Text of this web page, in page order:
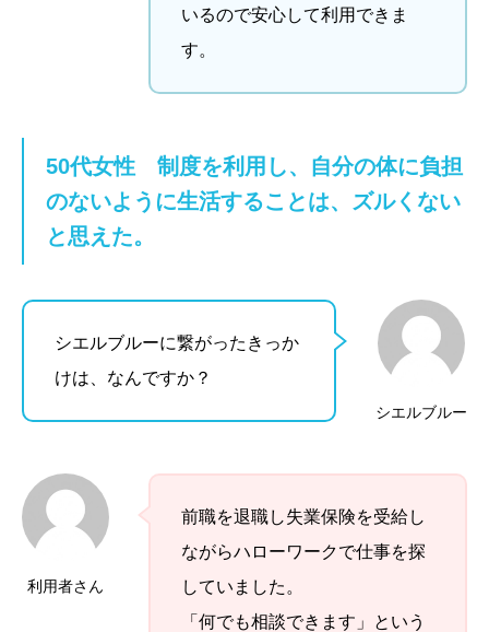
いるので安心して利用できま
す。
50代女性 制度を利用し、自分の体に負担
のないように生活することは、ズルくない
と思えた。
シエルブルー
シエルブルーに繋がったきっか
けは、なんですか？
利用者さん
前職を退職し失業保険を受給し
ながらハローワークで仕事を探
していました。
「何でも相談できます」という